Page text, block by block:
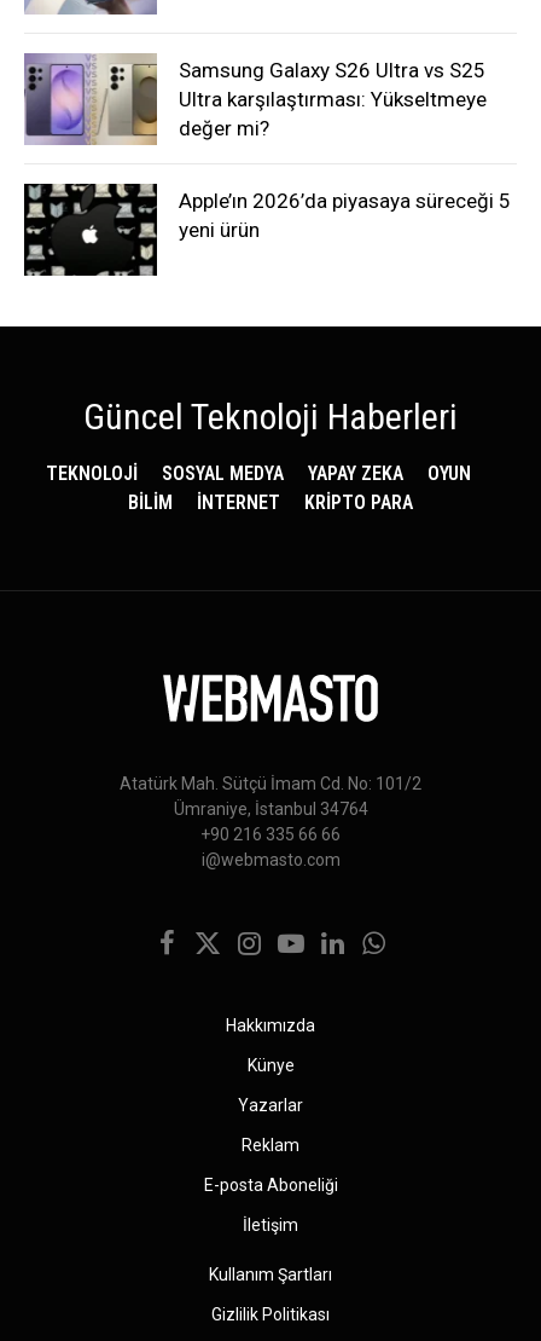
Samsung Galaxy S26 Ultra vs S25
Ultra karşılaştırması: Yükseltmeye
değer mi?
Apple’ın 2026’da piyasaya süreceği 5
yeni ürün
Güncel Teknoloji Haberleri
TEKNOLOJİ SOSYAL MEDYA YAPAY ZEKA
OYUN
BİLİM
İNTERNET KRİPTO PARA
Atatürk Mah. Sütçü İmam Cd. No: 101/2
Ümraniye, İstanbul 34764
+90 216 335 66 66
i@webmasto.com
Facebook
X
Instagram
YouTubeLinkedInWhatsApp
Hakkımızda
Künye
Yazarlar
Reklam
E-posta Aboneliği
İletişim
Kullanım Şartları
Gizlilik Politikası